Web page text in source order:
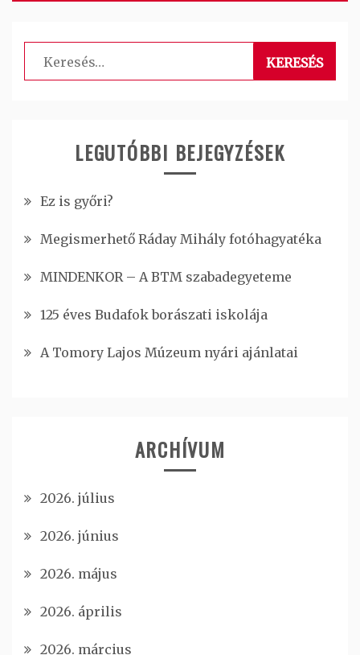
Keresés:
LEGUTÓBBI BEJEGYZÉSEK
Ez is győri?
Megismerhető Ráday Mihály fotóhagyatéka
MINDENKOR – A BTM szabadegyeteme
125 éves Budafok borászati iskolája
A Tomory Lajos Múzeum nyári ajánlatai
ARCHÍVUM
2026. július
2026. június
2026. május
2026. április
2026. március